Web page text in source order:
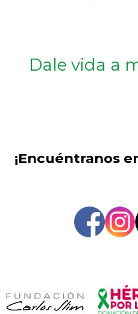
Dale vida a
¡Encuéntranos